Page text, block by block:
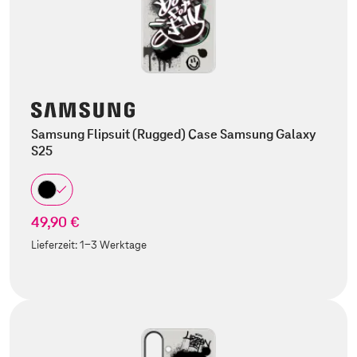
Samsung Flipsuit (Rugged) Case Samsung Galaxy
S25
49,90 €
Lieferzeit:1-3 Werktage